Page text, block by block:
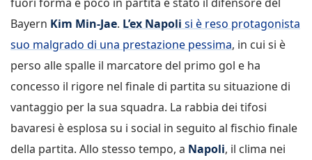
Bayern Kim Min-Jae. L’ex Napoli si è reso protagonista
suo malgrado di una prestazione pessima, in cui si è
perso alle spalle il marcatore del primo gol e ha
concesso il rigore nel finale di partita su situazione di
vantaggio per la sua squadra. La rabbia dei tifosi
bavaresi è esplosa su i social in seguito al fischio finale
della partita. Allo stesso tempo, a Napoli, il clima nei